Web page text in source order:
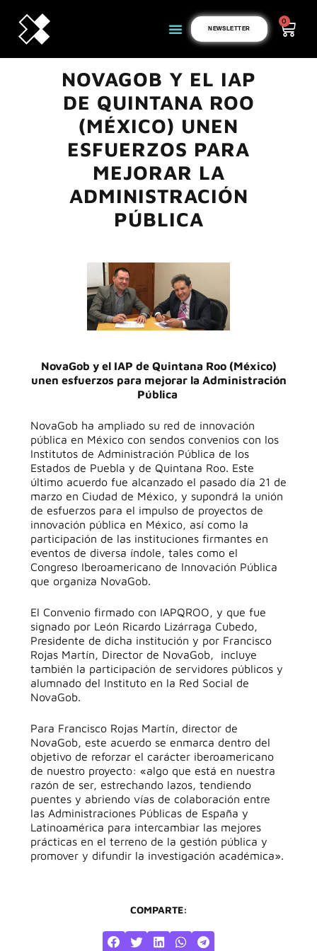
NEWSLETTER
0
NOVAGOB Y EL IAP
DE QUINTANA ROO
(MÉXICO) UNEN
ESFUERZOS PARA
MEJORAR LA
ADMINISTRACIÓN
PÚBLICA
NovaGob y el IAP de Quintana Roo (México)
unen esfuerzos para mejorar la Administración
Pública
NovaGob ha ampliado su red de innovación
pública en México con sendos convenios con los
Institutos de Administración Pública de los
Estados de Puebla y de Quintana Roo. Este
último acuerdo fue alcanzado el pasado día 21 de
marzo en Ciudad de México, y supondrá la unión
de esfuerzos para el impulso de proyectos de
innovación pública en México, así como la
participación de las instituciones firmantes en
eventos de diversa índole, tales como el
Congreso Iberoamericano de Innovación Pública
que organiza NovaGob.
El Convenio firmado con IAPQROO, y que fue
signado por León Ricardo Lizárraga Cubedo,
Presidente de dicha institución y por Francisco
Rojas Martín, Director de NovaGob, incluye
también la participación de servidores públicos y
alumnado del Instituto en la Red Social de
NovaGob.
Para Francisco Rojas Martín, director de
NovaGob, este acuerdo se enmarca dentro del
objetivo de reforzar el carácter iberoamericano
de nuestro proyecto: «algo que está en nuestra
razón de ser, estrechando lazos, tendiendo
puentes y abriendo vías de colaboración entre
las Administraciones Públicas de España y
Latinoamérica para intercambiar las mejores
prácticas en el terreno de la gestión pública y
promover y difundir la investigación académica».
COMPARTE: